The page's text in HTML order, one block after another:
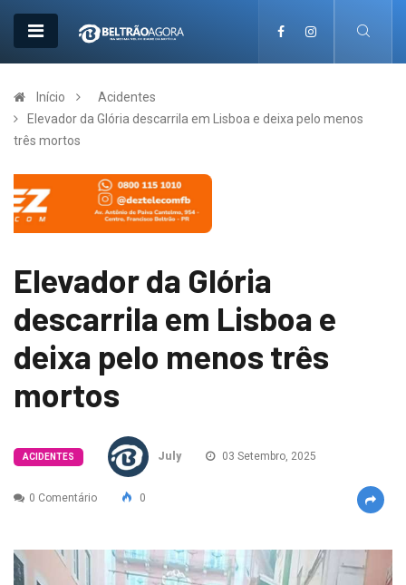
Início
Acidentes
Elevador da Glória descarrila em Lisboa e deixa pelo menos
três mortos
Elevador da Glória
descarrila em Lisboa e
deixa pelo menos três
mortos
ACIDENTES July 03 Setembro, 2025
0 Comentário 0